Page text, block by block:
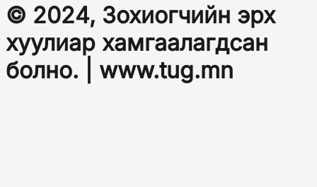
© 2024, Зохиогчийн эрх
хуулиар хамгаалагдсан
болно. | www.tug.mn